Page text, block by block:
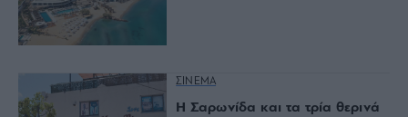
ΣΙΝΕΜΑ
Η Σαρωνίδα και τα τρία θερινά